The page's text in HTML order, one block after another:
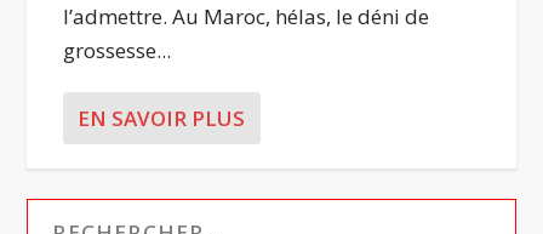
l’admettre. Au Maroc, hélas, le déni de
grossesse...
EN SAVOIR PLUS